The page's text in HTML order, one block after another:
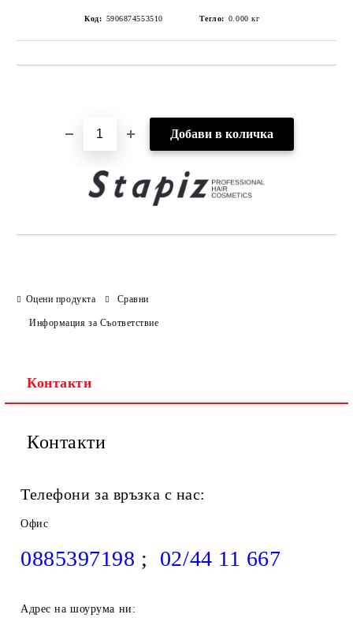
Код: 5906874553510 Тегло: 0.000 кг
Оцени продукта Сравни
Информация за Съответствие
Контакти
Контакти
Телефони за връзка с нас:
Офис
0885397198 ; 02/44 11 667
Адрес на шоурума ни: